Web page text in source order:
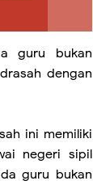
guru bukan
dengan
ini memiliki
negeri sipil
guru bukan